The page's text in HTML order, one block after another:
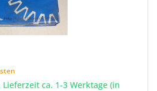
ca. 1-3 Werktage (in